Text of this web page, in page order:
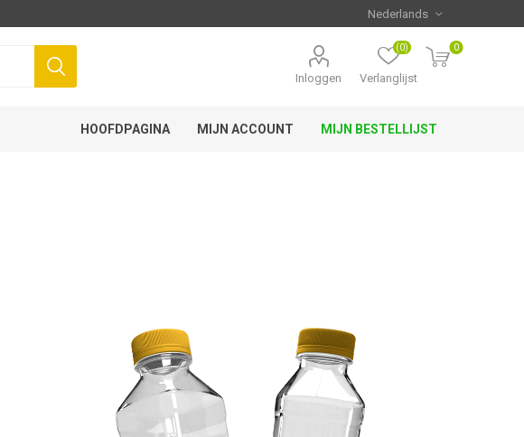
Inloggen Verlanglijst
(0) 0
HOOFDPAGINA MIJN ACCOUNT MIJN BESTELLIJST